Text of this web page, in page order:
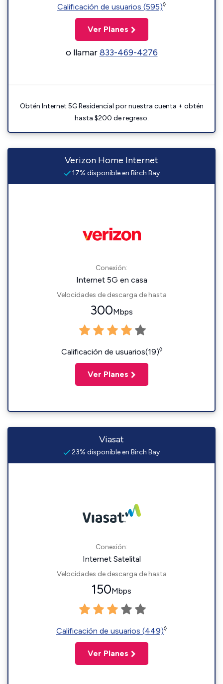
Calificación de usuarios (595)◊
Ver Planes
o llamar833-469-4276
Obtén Internet 5G Residencial por nuestra cuenta + obtén
hasta $200 de regreso.
Verizon Home Internet
17% disponible en Birch Bay
Conexión:
Internet 5G en casa
Velocidades de descarga de hasta
300Mbps
Calificación de usuarios(19)◊
Ver Planes
Viasat
23% disponible en Birch Bay
Conexión:
Internet Satelital
Velocidades de descarga de hasta
150Mbps
Calificación de usuarios (449)◊
Ver Planes